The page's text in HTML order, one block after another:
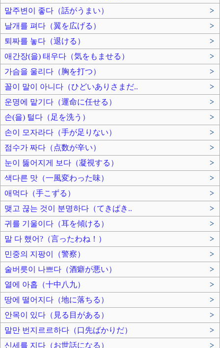
말주변이 좋다（話がうまい）
>
날개를 펴다（翼を広げる）
>
퇴짜를 놓다（退ける）
>
애간장(을) 태우다（気をもませる）
>
가슴을 울리다（胸を打つ）
>
꼴이 말이 아니다（ひどいありさまだ..
>
운명에 맡기다（運命に任せる）
>
손(을) 털다（足を洗う）
>
손이 모자라다（手が足りない）
>
점수가 짜다（点数が辛い）
>
눈이 뚫어지게 보다（凝視する）
>
색다른 맛（一風変わった味）
>
애먹다（手こずる）
>
맺고 끊는 것이 분명하다（てきぱき..
>
귀를 기울이다（耳を傾ける）
>
말 다 했어?（言ったわね！）
>
민중의 지팡이（警察）
>
술버릇이 나쁘다（酒癖が悪い）
>
열에 아홉（十中八九）
>
땅에 떨어지다（地に落ちる）
>
안목이 있다（見る目がある）
>
말만 번지르르하다（口先ばかりだ）
>
신세를 지다（お世話になる）
>